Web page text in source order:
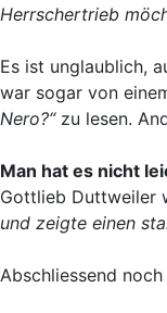
Herrschertrieb
Es ist unglaublich,
war sogar von
Nero?“zu lesen.
Man hat es nicht
Gottlieb Duttweiler
und zeigte einen
Abschliessend